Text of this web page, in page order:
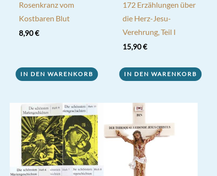
Rosenkranz vom
Kostbaren Blut
8,90€
IN DEN WARENKORB
172 Erzählungen über
die Herz-Jesu-
Verehrung, Teil I
15,90€
IN DEN WARENKORB